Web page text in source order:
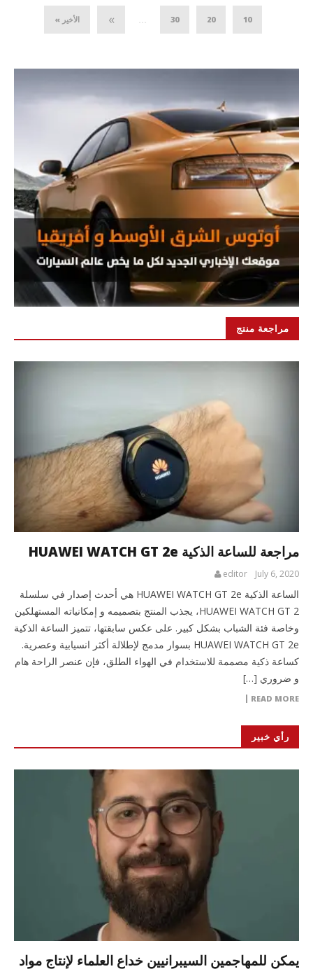
10
20
30
» الأخير »
مراجعة منتج
مراجعة للساعة الذكية HUAWEI WATCH GT 2e
July 6, 2020
editor
الساعة الذكية HUAWEI WATCH GT 2e هي أحدث إصدار في سلسلة
HUAWEI WATCH GT 2، يجذب المنتج بتصميمه و إمكانياته المستهلكين
وخاصة فئة الشباب بشكل كبير. على عكس سابقتها، تتميز الساعة الذكية
HUAWEI WATCH GT 2e بسوار مدمج لإطلالة أكثر انسيابية وعصرية.
كساعة ذكية مصممة للاستخدام في الهواء الطلق، فإن عنصر الراحة هام
و ضروري […]
READ MORE
رأي خبير
يمكن للمهاجمين السيبرانيين خداع العلماء لإنتاج مواد